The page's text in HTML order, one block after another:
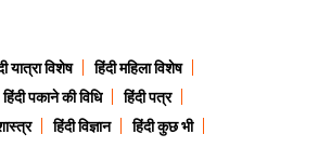
यात्रा विशेष
हिंदी महिला विशेष
हिंदी पकाने की विधि
हिंदी पत्र
हिंदी विज्ञान
हिंदी कुछ भी